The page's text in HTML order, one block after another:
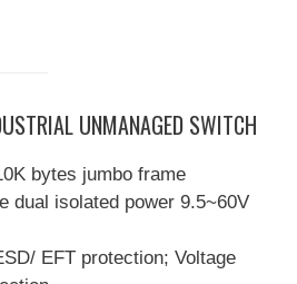
UNMANAGED SWITCH
bytes jumbo frame
dual isolated power 9.5~60V
EFT protection; Voltage